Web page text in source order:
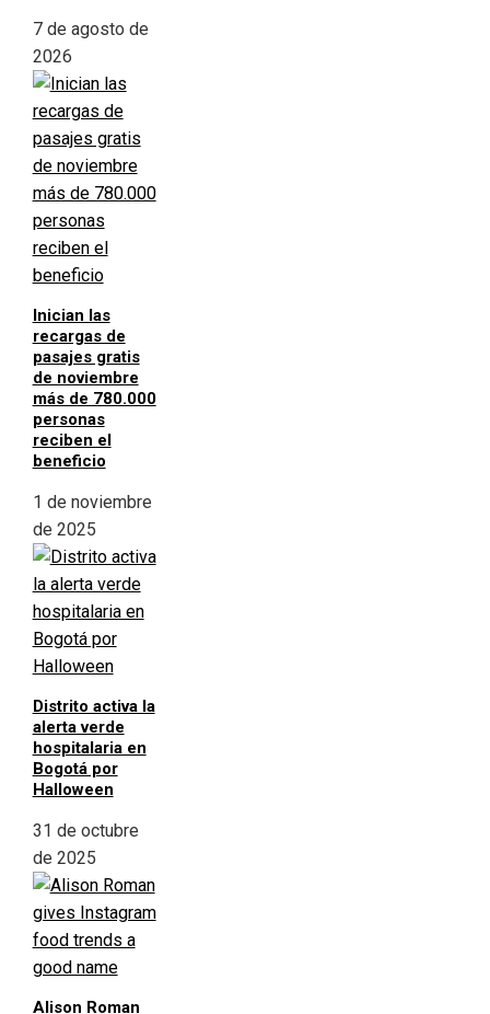
7 de agosto de
2026
Inician las
recargas de
pasajes gratis
de noviembre
más de 780.000
personas
reciben el
beneficio
1 de noviembre
de 2025
Distrito activa la
alerta verde
hospitalaria en
Bogotá por
Halloween
31 de octubre
de 2025
Alison Roman